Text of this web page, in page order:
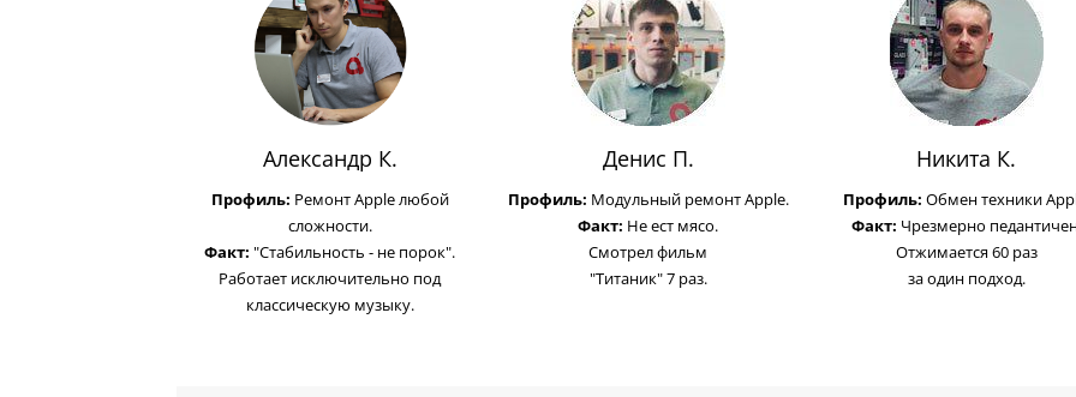
Александр К.
Профиль: Ремонт Apple любой
сложности.
Факт: "Стабильность - не порок".
Работает исключительно под
классическую музыку.
Денис П.
Профиль: Модульный ремонт Apple.
Факт: Не ест мясо.
Смотрел фильм
"Титаник" 7 раз.
Никита К.
Профиль: Обмен техники
Факт: Чрезмерно
Отжимается 60 раз
за один подход.